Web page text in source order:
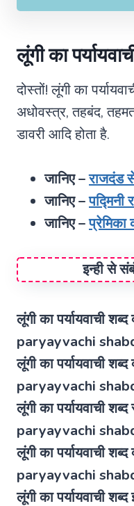
लूंगी का
दोस्तों! लूंगी का
अधोवस्त्र, तहबंद,
डावरी आदि होता है.
जानिए –राजदंड
जानिए –
जानिए –प्रेमिका
इन्ही से
लूंगी का पर्यायवाची
paryayvachi
लूंगी का पर्यायवाची
paryayvachi
लूंगी का पर्यायवाची
paryayvachi
लूंगी का पर्यायवाची
paryayvachi
लूंगी का पर्यायवाची